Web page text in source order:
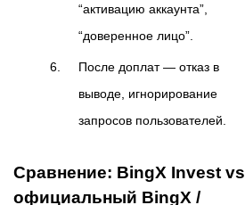
“активацию аккаунта”,
“доверенное лицо”.
После доплат — отказ в
выводе, игнорирование
запросов пользователей.
Сравнение: BingX Invest vs
официальный BingX /